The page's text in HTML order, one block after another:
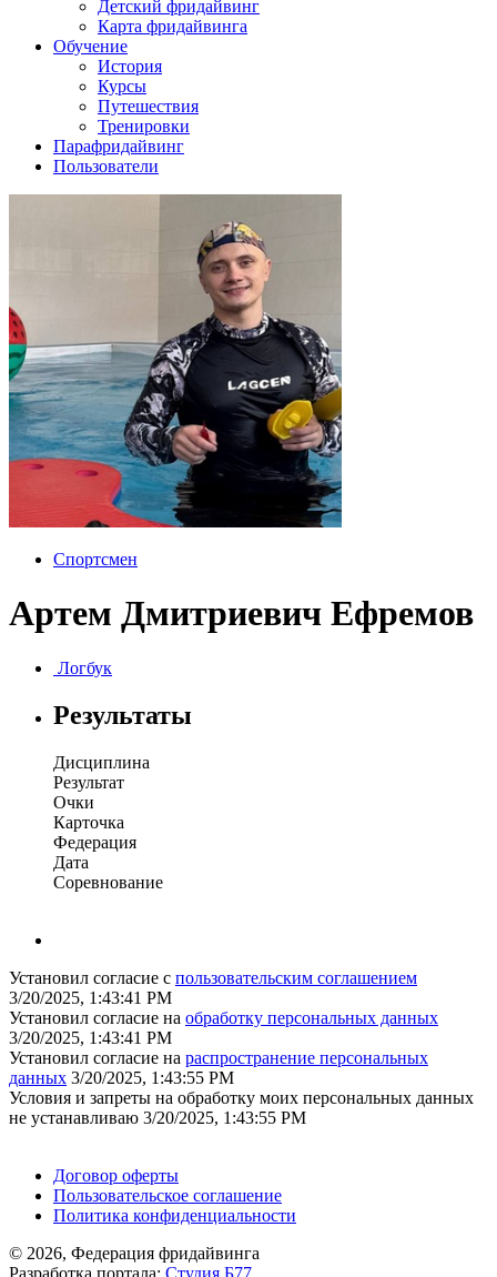
Детский фридайвинг
Карта фридайвинга
Обучение
История
Курсы
Путешествия
Тренировки
Парафридайвинг
Пользователи
Спортсмен
Артем Дмитриевич Ефремов
Логбук
Результаты
Дисциплина
Результат
Очки
Карточка
Федерация
Дата
Соревнование
Установил согласие с пользовательским соглашением
3/20/2025, 1:43:41 PM
Установил согласие на обработку персональных данных
3/20/2025, 1:43:41 PM
Установил согласие на распространение персональных
данных 3/20/2025, 1:43:55 PM
Условия и запреты на обработку моих персональных данных
не устанавливаю 3/20/2025, 1:43:55 PM
Договор оферты
Пользовательское соглашение
Политика конфиденциальности
© 2026, Федерация фридайвинга
Разработка портала: Студия Б77